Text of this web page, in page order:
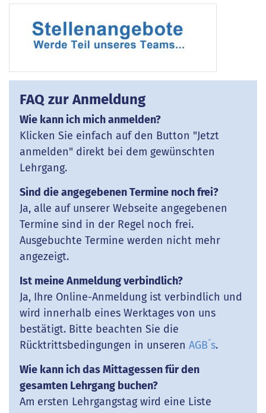
FAQ zur Anmeldung
Wie kann ich mich anmelden?
Klicken Sie einfach auf den Button "Jetzt
anmelden" direkt bei dem gewünschten
Lehrgang.
Sind die angegebenen Termine noch frei?
Ja, alle auf unserer Webseite angegebenen
Termine sind in der Regel noch frei.
Ausgebuchte Termine werden nicht mehr
angezeigt.
Ist meine Anmeldung verbindlich?
Ja, Ihre Online-Anmeldung ist verbindlich und
wird innerhalb eines Werktages von uns
bestätigt. Bitte beachten Sie die
Rücktrittsbedingungen in unseren AGB´s.
Wie kann ich das Mittagessen für den
gesamten Lehrgang buchen?
Am ersten Lehrgangstag wird eine Liste